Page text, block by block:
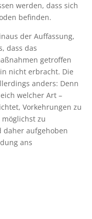
werden, dass sich
befinden.
der Auffassung,
dass das
getroffen
nicht erbracht. Die
anders: Denn
welcher Art –
Vorkehrungen zu
zu
aufgehoben
ans